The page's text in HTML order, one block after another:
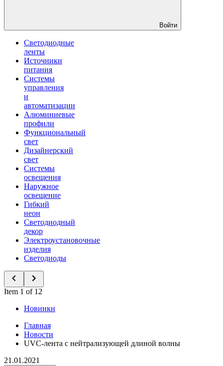
Войти
Светодиодные
ленты
Источники
питания
Системы
управления
и
автоматизации
Алюминиевые
профили
Функциональный
свет
Дизайнерский
свет
Системы
освещения
Наружное
освещение
Гибкий
неон
Светодиодный
декор
Электроустановочные
изделия
Светодиоды
Item 1 of 12
Новинки
Главная
Новости
UVC-лента с нейтрализующей длиной волны
21.01.2021